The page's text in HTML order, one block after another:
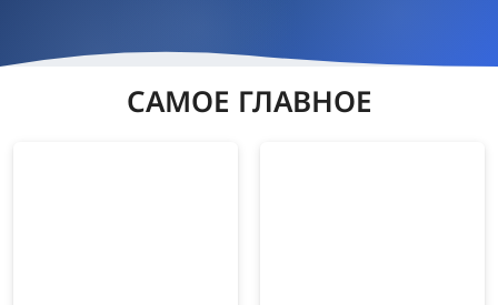
САМОЕ ГЛАВНОЕ